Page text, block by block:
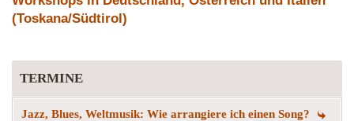
(Toskana/Südtirol)
TERMINE
Jazz, Blues, Weltmusik: Wie arrangiere ich einen Song?